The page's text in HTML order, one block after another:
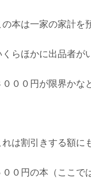
の本は一家の家計を
くらほかに出品者が
０００円が限界かな
れは割引きする額に
００円の本（ここで